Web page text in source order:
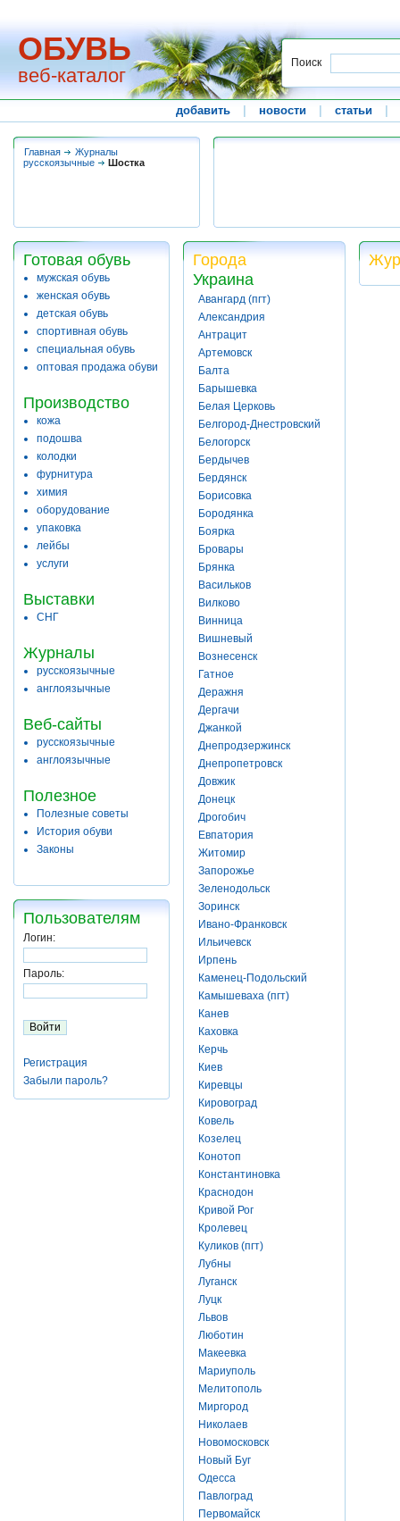
ОБУВЬ
веб-каталог
Поиск
добавить новости статьи
Главная
Журналы
русскоязычные
Шостка
Готовая обувь
мужская обувь
женская обувь
детская обувь
спортивная обувь
специальная обувь
оптовая продажа обуви
Производство
кожа
подошва
колодки
фурнитура
химия
оборудование
упаковка
лейбы
услуги
Выставки
СНГ
Журналы
русскоязычные
англоязычные
Веб-сайты
русскоязычные
англоязычные
Полезное
Полезные советы
История обуви
Законы
Пользователям
Логин:
Пароль:
Регистрация
Забыли пароль?
Города
Украина
Авангард (пгт)
Александрия
Антрацит
Артемовск
Балта
Барышевка
Белая Церковь
Белгород-Днестровский
Белогорск
Бердычев
Бердянск
Борисовка
Бородянка
Боярка
Бровары
Брянка
Васильков
Вилково
Винница
Вишневый
Вознесенск
Гатное
Деражня
Дергачи
Джанкой
Днепродзержинск
Днепропетровск
Довжик
Донецк
Дрогобич
Евпатория
Житомир
Запорожье
Зеленодольск
Зоринск
Ивано-Франковск
Ильичевск
Ирпень
Каменец-Подольский
Камышеваха (пгт)
Канев
Каховка
Керчь
Киев
Киревцы
Кировоград
Ковель
Козелец
Конотоп
Константиновка
Краснодон
Кривой Рог
Кролевец
Куликов (пгт)
Лубны
Луганск
Луцк
Львов
Люботин
Макеевка
Мариуполь
Мелитополь
Миргород
Николаев
Новомосковск
Новый Буг
Одесса
Павлоград
Первомайск